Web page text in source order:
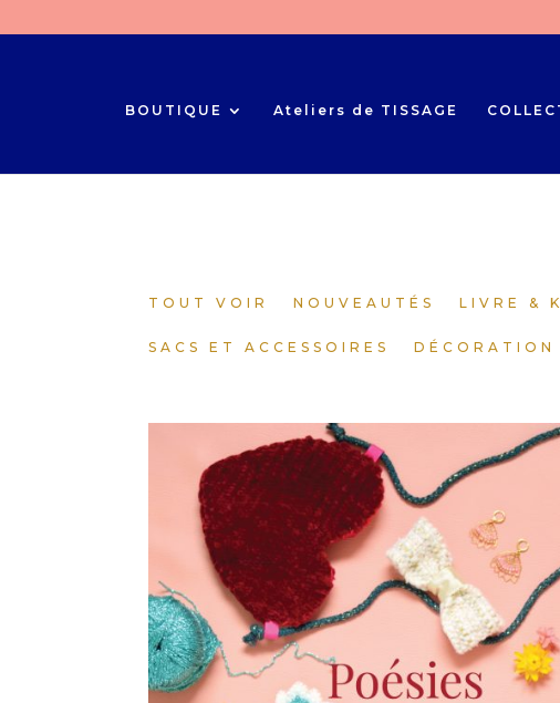
BOUTIQUE Ateliers de TISSAGE
TOUT VOIR NOUVEAUTÉS LIVRE &
SACS ET ACCESSOIRES DÉCORATION